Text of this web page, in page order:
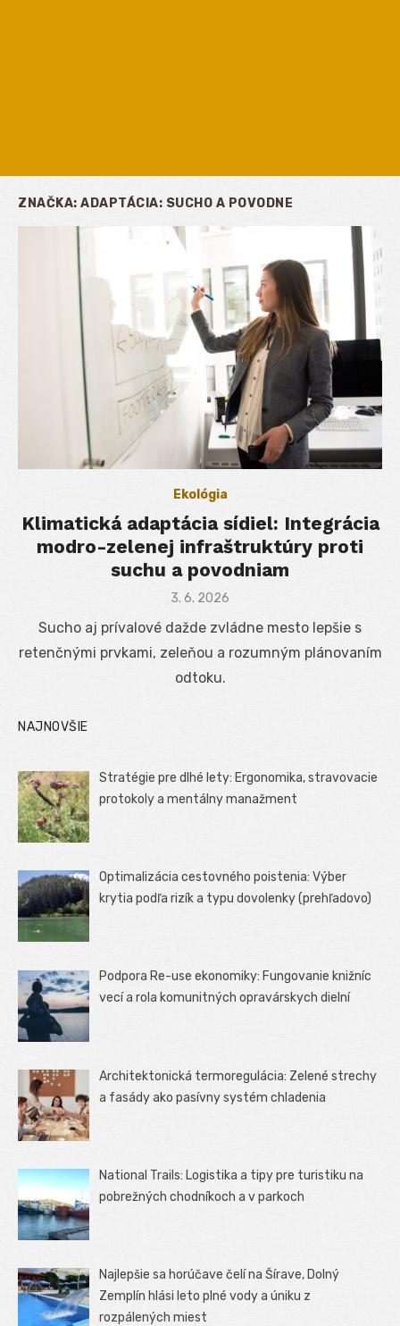
ZNAČKA: ADAPTÁCIA: SUCHO A POVODNE
Ekológia
Klimatická adaptácia sídiel: Integrácia
modro-zelenej infraštruktúry proti
suchu a povodniam
Posted
3. 6. 2026
Sucho aj prívalové dažde zvládne mesto lepšie s
retenčnými prvkami, zeleňou a rozumným plánovaním
odtoku.
NAJNOVŠIE
Stratégie pre dlhé lety: Ergonomika, stravovacie
protokoly a mentálny manažment
Optimalizácia cestovného poistenia: Výber
krytia podľa rizík a typu dovolenky (prehľadovo)
Podpora Re-use ekonomiky: Fungovanie knižníc
vecí a rola komunitných opravárskych dielní
Architektonická termoregulácia: Zelené strechy
a fasády ako pasívny systém chladenia
National Trails: Logistika a tipy pre turistiku na
pobrežných chodníkoch a v parkoch
Najlepšie sa horúčave čelí na Šírave, Dolný
Zemplín hlási leto plné vody a úniku z
rozpálených miest